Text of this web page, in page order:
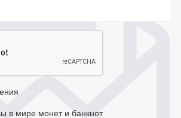
в мире монет и банкнот